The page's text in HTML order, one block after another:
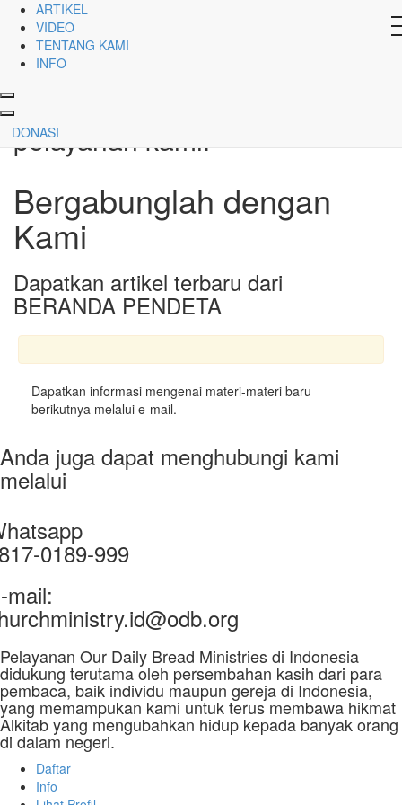
ARTIKEL
VIDEO
TENTANG KAMI
INFO
DONASI
Info
Sahabat hamba Tuhan,
nantikan info terkini seputar
pelayanan kami!
Bergabunglah dengan
Kami
Dapatkan artikel terbaru dari
BERANDA PENDETA
Dapatkan informasi mengenai materi-materi baru
berikutnya melalui e-mail.
Anda juga dapat menghubungi kami
melalui
0189-999
mail:
Pelayanan Our Daily Bread Ministries di Indonesia
didukung terutama oleh persembahan kasih dari para
pembaca, baik individu maupun gereja di Indonesia,
yang memampukan kami untuk terus membawa hikmat
Alkitab yang mengubahkan hidup kepada banyak orang
di dalam negeri.
Daftar
Info